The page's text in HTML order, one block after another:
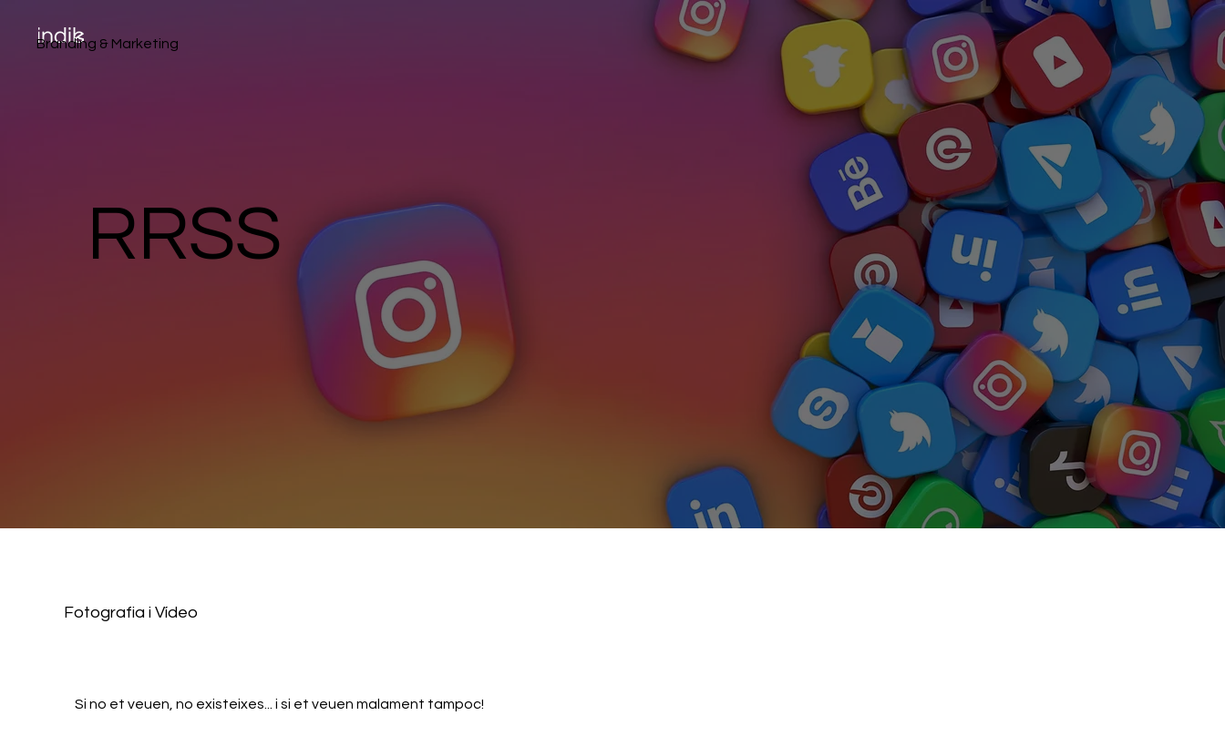
Branding & Marketing
RRSS
​Fotografia i Vídeo
Si no et veuen, no existeixes... i si et veuen malament tampoc!